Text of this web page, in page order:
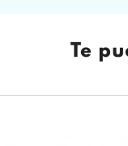
Te